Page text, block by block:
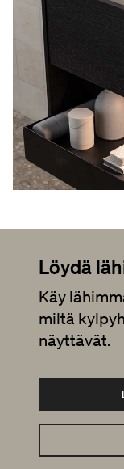
Löydä
Käy
miltä
näyttävät.